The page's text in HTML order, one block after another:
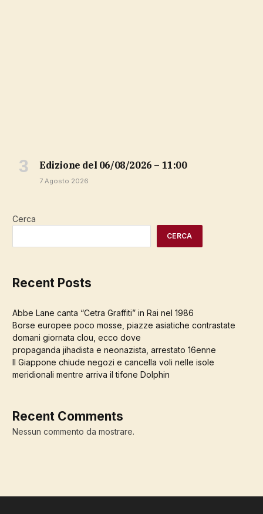
Edizione del 06/08/2026 – 11:00
7 Agosto 2026
Cerca
CERCA
Recent Posts
Abbe Lane canta “Cetra Graffiti” in Rai nel 1986
Borse europee poco mosse, piazze asiatiche contrastate
domani giornata clou, ecco dove
propaganda jihadista e neonazista, arrestato 16enne
Il Giappone chiude negozi e cancella voli nelle isole
meridionali mentre arriva il tifone Dolphin
Recent Comments
Nessun commento da mostrare.